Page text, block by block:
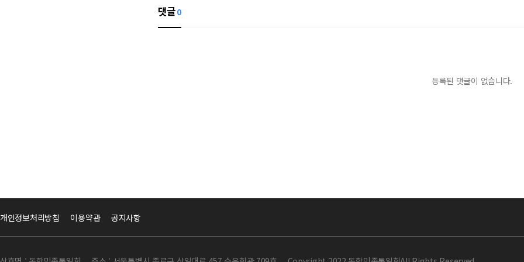
댓글0
등록된 댓글이 없습니다.
개인정보처리방침 이용약관 공지사항